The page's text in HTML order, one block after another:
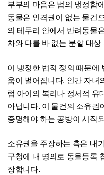
부부의 마음은 법의 냉정함
동물은 인격권이 없는 물건
의 테두리 안에서 반려동물
차와 다를 바 없는 분할 대
이 냉정한 법적 정의 때문에
움이 벌어집니다. 인간 자녀
럼 아이의 복리나 정서적 유
아닙니다. 이 물건의 소유권
증명해야 하는 공방이 시작
소유권을 주장하는 측은 내
구청에 내 명의로 동물등록
장합니다.